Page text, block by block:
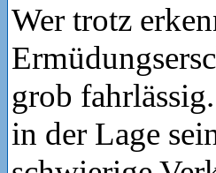
Wer trotz
grob
in der Lage